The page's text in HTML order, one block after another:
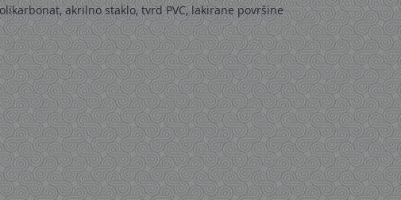
akrilno staklo, tvrd PVC, lakirane površine